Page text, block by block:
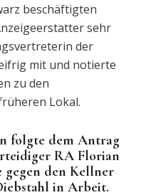
beschäftigten
sehr
der
mit und notierte
zu den
Lokal.
folgte dem Antrag
RA Florian
gegen den Kellner
in Arbeit.